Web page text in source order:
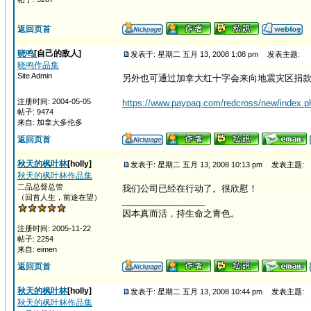
返回页首
晓鸣[自己的敌人]
晓鸣作品集
Site Admin
注册时间: 2004-05-05
帖子: 9474
来自: 加拿大多伦多
发表于: 星期二 五月 13, 2008 1:08 pm 发表主题:
另外也可通过加拿大红十字会来向地震灾区捐
https://www.paypaq.com/redcross/new/
返回页首
秋天的枫叶林[holly]
秋天的枫叶林作品集
二品总督总管
（回首人生，前途在望）
注册时间: 2005-11-22
帖子: 2254
来自: eimen
发表于: 星期二 五月 13, 2008 10:13 pm 发表主题:
我们公司已经在行动了。很欣慰！
因本真而活，持生命之青色。
返回页首
秋天的枫叶林[holly]
秋天的枫叶林作品集
发表于: 星期二 五月 13, 2008 10:44 pm 发表主题: